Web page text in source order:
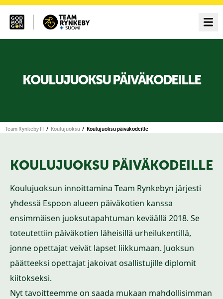
KOULUJUOKSU PÄIVÄKODEILLE
Team Rynkeby FI Koulujuoksu Koulujuoksu päiväkodeille
KOULUJUOKSU PÄIVÄKODEILLE
Koulujuoksun innoittamina Team Rynkebyn järjesti
yhdessä Espoon alueen päiväkotien kanssa
ensimmäisen juoksutapahtuman keväällä 2018. Se
toteutettiin päiväkotien läheisillä urheilukentillä,
jonne opettajat veivät lapset liikkumaan. Juoksun
päätteeksi opettajat jakoivat osallistujille diplomit
kiitokseksi.
Nyt tavoitteemme on saada mukaan mahdollisimman